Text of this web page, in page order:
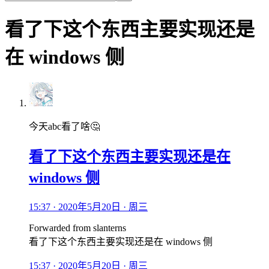
看了下这个东西主要实现还是
在 windows 侧
今天abc看了啥🤔
看了下这个东西主要实现还是在
windows 侧
15:37 · 2020年5月20日 · 周三
Forwarded from slanterns
看了下这个东西主要实现还是在 windows 侧
15:37 · 2020年5月20日 · 周三